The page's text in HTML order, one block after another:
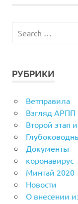
РУБРИКИ
Ветправила
Взгляд АРПП
Второй этап
Документы
коронавирус
Минтай 2020
Новости
О внесении